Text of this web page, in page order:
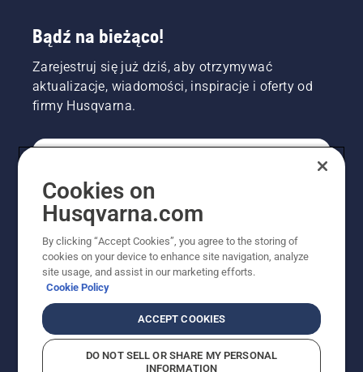
Bądź na bieżąco!
Zarejestruj się już dziś, aby otrzymywać
aktualizacje, wiadomości, inspiracje i oferty od
firmy Husqvarna.
PROFESJONALISTA
Cookies on
Husqvarna.com
By clicking “Accept Cookies”, you agree to the storing of
cookies on your device to enhance site navigation, analyze
site usage, and assist in our marketing efforts.
Cookie Policy
ACCEPT COOKIES
DO NOT SELL OR SHARE MY PERSONAL
INFORMATION